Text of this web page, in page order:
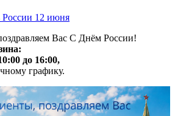
России 12 июня
Вас С Днём России!
до 16:00,
графику.